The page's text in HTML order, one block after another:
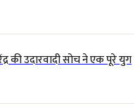
की उदारवादी सोच ने एक पूरे युग